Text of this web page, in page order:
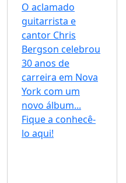
O aclamado
guitarrista e
cantor Chris
Bergson celebrou
30 anos de
carreira em Nova
York com um
novo álbum...
Fique a conhecê-
lo aqui!